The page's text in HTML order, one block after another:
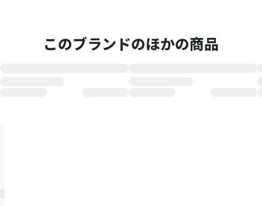
このブランドのほかの商品